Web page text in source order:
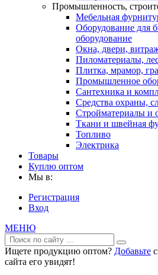
Промышленность,
Мебельная
Оборудование для
оборудование
Окна, двери,
Пиломатериалы,
Плитка, мрамор,
Промышленное
Сантехника и
Средства охраны,
Стройматериалы и
Ткани и швейная
Топливо
Электрика
Товары
Куплю оптом
Мы в:
Регистрация
Вход
МЕНЮ
Ищете продукцию оптом? Добавьте
сайта его увидят!